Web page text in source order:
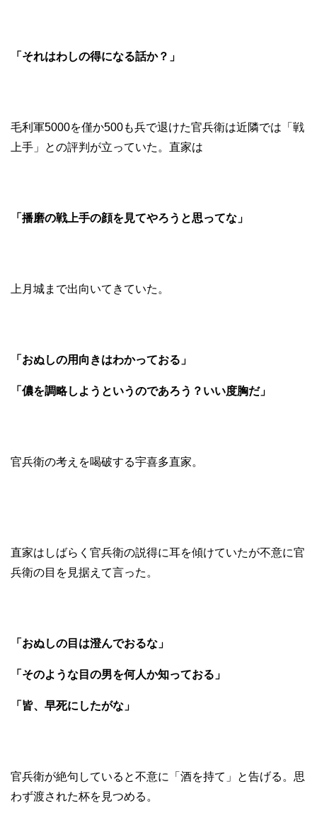
「それはわしの得になる話か？」
毛利軍5000を僅か500も兵で退けた官兵衛は近隣では「戦
上手」との評判が立っていた。直家は
「播磨の戦上手の顔を見てやろうと思ってな」
上月城まで出向いてきていた。
「おぬしの用向きはわかっておる」
「儂を調略しようというのであろう？いい度胸だ」
官兵衛の考えを喝破する宇喜多直家。
直家はしばらく官兵衛の説得に耳を傾けていたが不意に官
兵衛の目を見据えて言った。
「おぬしの目は澄んでおるな」
「そのような目の男を何人か知っておる」
「皆、早死にしたがな」
官兵衛が絶句していると不意に「酒を持て」と告げる。思
わず渡された杯を見つめる。